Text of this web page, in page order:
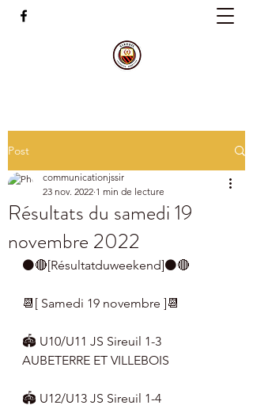
Post
Résultats du samedi 19
novembre 2022
communicationjssir
23 nov. 2022 1 min de lecture
⚫🔴[Résultatduweekend]⚫🔴
📆[ Samedi 19 novembre ]📆
🏟 U10/U11 JS Sireuil 1-3
AUBETERRE ET VILLEBOIS
🏟 U12/U13 JS Sireuil 1-4